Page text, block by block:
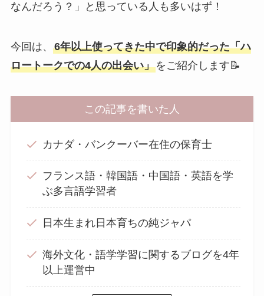
なんだろう？」と思っている人も多いはず！
今回は、 6年以上使ってきた中で印象的だった「ハ
ロートークでの4人の出会い」をご紹介します📝
この記事を書いた人
カナダ・バンクーバー在住の保育士
フランス語・韓国語・中国語・英語を学
ぶ多言語学習者
日本生まれ日本育ちの純ジャパ
海外文化・語学学習に関するブログを4年
以上運営中